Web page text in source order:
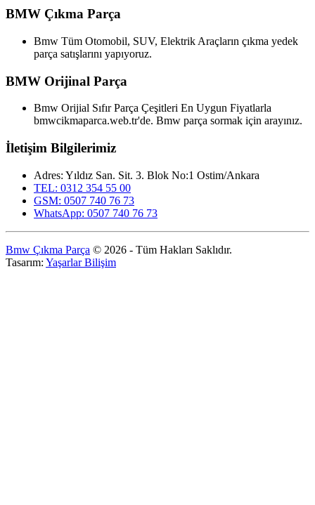
BMW Çıkma Parça
Bmw Tüm Otomobil, SUV, Elektrik Araçların çıkma yedek
parça satışlarını yapıyoruz.
BMW Orijinal Parça
Bmw Orijial Sıfır Parça Çeşitleri En Uygun Fiyatlarla
bmwcikmaparca.web.tr'de. Bmw parça sormak için arayınız.
İletişim Bilgilerimiz
Adres: Yıldız San. Sit. 3. Blok No:1 Ostim/Ankara
TEL: 0312 354 55 00
GSM: 0507 740 76 73
WhatsApp: 0507 740 76 73
Bmw Çıkma Parça © 2026 - Tüm Hakları Saklıdır.
Tasarım: Yaşarlar Bilişim